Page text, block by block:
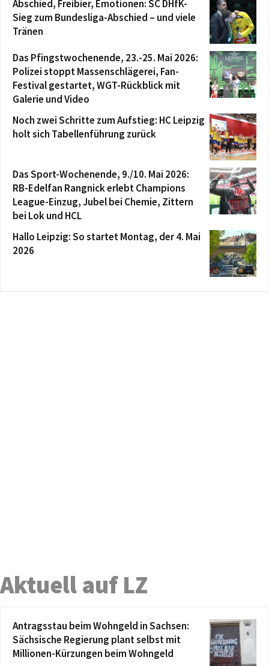
Abschied, Freibier, Emotionen: SC DHfK-
Sieg zum Bundesliga-Abschied – und viele
Tränen
Das Pfingstwochenende, 23.-25. Mai 2026:
Polizei stoppt Massenschlägerei, Fan-
Festival gestartet, WGT-Rückblick mit
Galerie und Video
Noch zwei Schritte zum Aufstieg: HC Leipzig
holt sich Tabellenführung zurück
Das Sport-Wochenende, 9./10. Mai 2026:
RB-Edelfan Rangnick erlebt Champions
League-Einzug, Jubel bei Chemie, Zittern
bei Lok und HCL
Hallo Leipzig: So startet Montag, der 4. Mai
2026
Aktuell auf LZ
Antragsstau beim Wohngeld in Sachsen:
Sächsische Regierung plant selbst mit
Millionen-Kürzungen beim Wohngeld